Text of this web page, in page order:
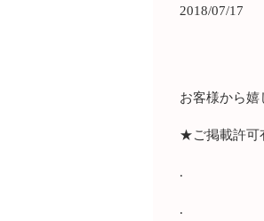
2018/07/17
お客様から嬉
★ご掲載許可
.
.